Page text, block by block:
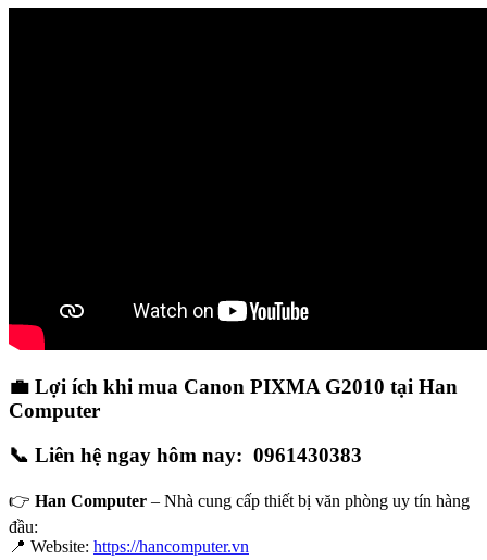
💼 Lợi ích khi mua Canon PIXMA G2010 tại Han
Computer
📞 Liên hệ ngay hôm nay: 0961430383
👉 Han Computer – Nhà cung cấp thiết bị văn phòng uy tín hàng
đầu:
📍 Website: https://hancomputer.vn